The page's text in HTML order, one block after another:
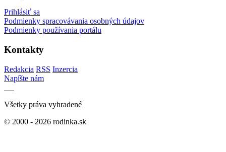
Prihlásiť sa
Podmienky spracovávania osobných údajov
Podmienky používania portálu
Kontakty
Redakcia RSS Inzercia
Napíšte nám
Všetky práva vyhradené
© 2000 - 2026 rodinka.sk